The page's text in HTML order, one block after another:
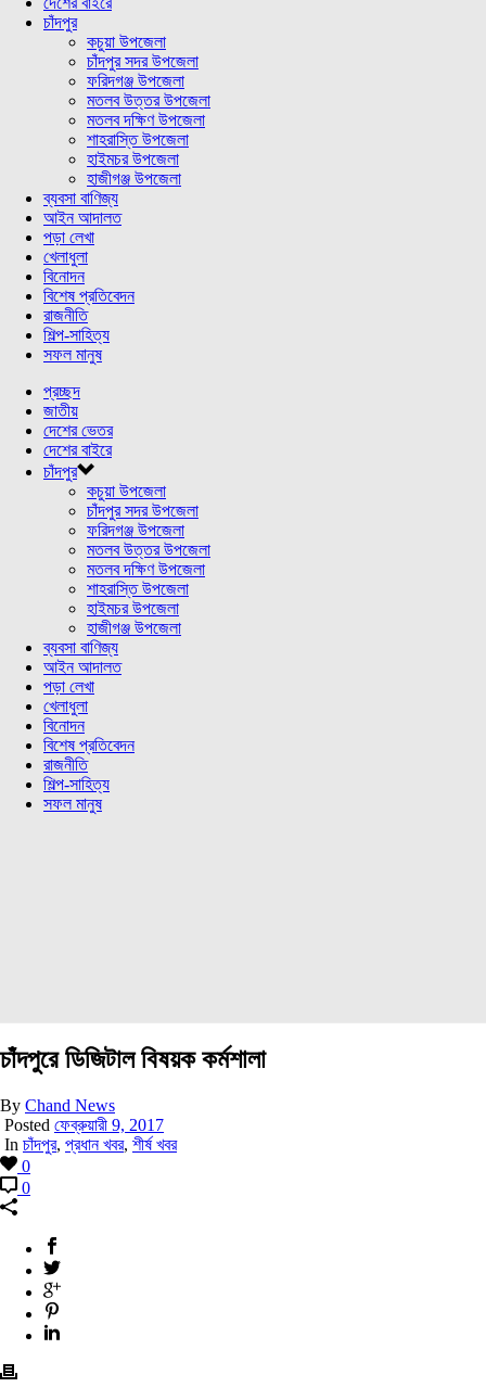
চাঁদপুর
কচুয়া উপজেলা
চাঁদপুর সদর উপজেলা
ফরিদগঞ্জ উপজেলা
মতলব উত্তর উপজেলা
মতলব দক্ষিণ উপজেলা
শাহরাস্তি উপজেলা
হাইমচর উপজেলা
হাজীগঞ্জ উপজেলা
ব্যবসা বাণিজ্য
আইন আদালত
পড়া লেখা
খেলাধুলা
বিনোদন
বিশেষ প্রতিবেদন
রাজনীতি
শিল্প-সাহিত্য
সফল মানুষ
প্রচ্ছদ
জাতীয়
দেশের ভেতর
দেশের বাইরে
চাঁদপুর
কচুয়া উপজেলা
চাঁদপুর সদর উপজেলা
ফরিদগঞ্জ উপজেলা
মতলব উত্তর উপজেলা
মতলব দক্ষিণ উপজেলা
শাহরাস্তি উপজেলা
হাইমচর উপজেলা
হাজীগঞ্জ উপজেলা
ব্যবসা বাণিজ্য
আইন আদালত
পড়া লেখা
খেলাধুলা
বিনোদন
বিশেষ প্রতিবেদন
রাজনীতি
শিল্প-সাহিত্য
সফল মানুষ
চাঁদপুরে ডিজিটাল বিষয়ক কর্মশালা
By Chand News
Posted ফেব্রুয়ারী 9, 2017
In চাঁদপুর, প্রধান খবর, শীর্ষ খবর
0
0